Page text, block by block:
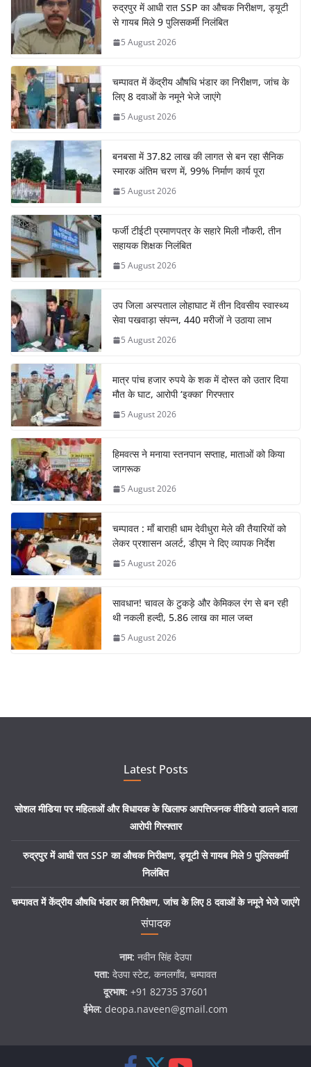
रुद्रपुर में आधी रात SSP का औचक निरीक्षण, ड्यूटी
से गायब मिले 9 पुलिसकर्मी निलंबित
5 August 2026
चम्पावत में केंद्रीय औषधि भंडार का निरीक्षण, जांच के
लिए 8 दवाओं के नमूने भेजे जाएंगे
5 August 2026
बनबसा में 37.82 लाख की लागत से बन रहा सैनिक
स्मारक अंतिम चरण में, 99% निर्माण कार्य पूरा
5 August 2026
फर्जी टीईटी प्रमाणपत्र के सहारे मिली नौकरी, तीन
सहायक शिक्षक निलंबित
5 August 2026
उप जिला अस्पताल लोहाघाट में तीन दिवसीय स्वास्थ्य
सेवा पखवाड़ा संपन्न, 440 मरीजों ने उठाया लाभ
5 August 2026
मात्र पांच हजार रुपये के शक में दोस्त को उतार दिया
मौत के घाट, आरोपी ‘इक्का’ गिरफ्तार
5 August 2026
हिमवत्स ने मनाया स्तनपान सप्ताह, माताओं को किया
जागरूक
5 August 2026
चम्पावत : माँ बाराही धाम देवीधुरा मेले की तैयारियों को
लेकर प्रशासन अलर्ट, डीएम ने दिए व्यापक निर्देश
5 August 2026
सावधान! चावल के टुकड़े और केमिकल रंग से बन रही
थी नकली हल्दी, 5.86 लाख का माल जब्त
5 August 2026
Latest Posts
सोशल मीडिया पर महिलाओं और विधायक के खिलाफ आपत्तिजनक वीडियो डालने वाला
आरोपी गिरफ्तार
रुद्रपुर में आधी रात SSP का औचक निरीक्षण, ड्यूटी से गायब मिले 9 पुलिसकर्मी
निलंबित
चम्पावत में केंद्रीय औषधि भंडार का निरीक्षण, जांच के लिए 8 दवाओं के नमूने भेजे जाएंगे
संपादक
नाम: नवीन सिंह देउपा
पता: देउपा स्टेट, कनलगाँव, चम्पावत
दूरभाष: +91 82735 37601
ईमेल: deopa.naveen@gmail.com